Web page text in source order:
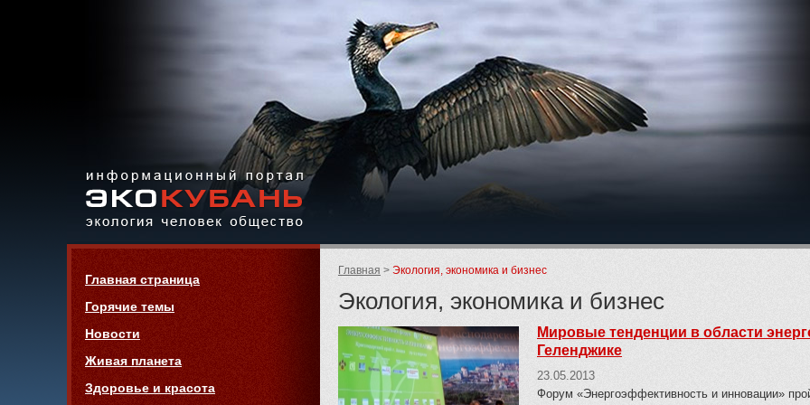
Информационный портал
«ЭКО-КУБАНЬ»
Родительские
Главная Экология, экономика и бизнес
Экология, экономика и бизнес
Мировые тенденции в области
Геленджике
23.05.2013
Форум «Энергоэффективность и инновации»
Навигация
Главная страница
Горячие темы
Новости
Живая планета
Здоровье и красота